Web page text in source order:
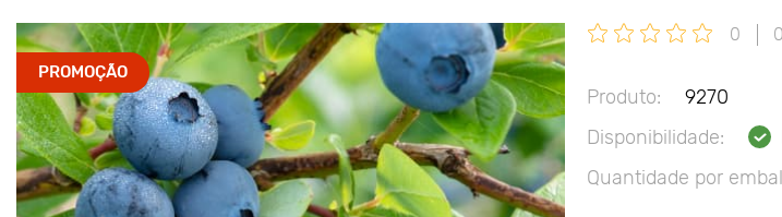
PROMOÇÃO
0
Produto:
9270
Disponibilidade:
Quantidade por